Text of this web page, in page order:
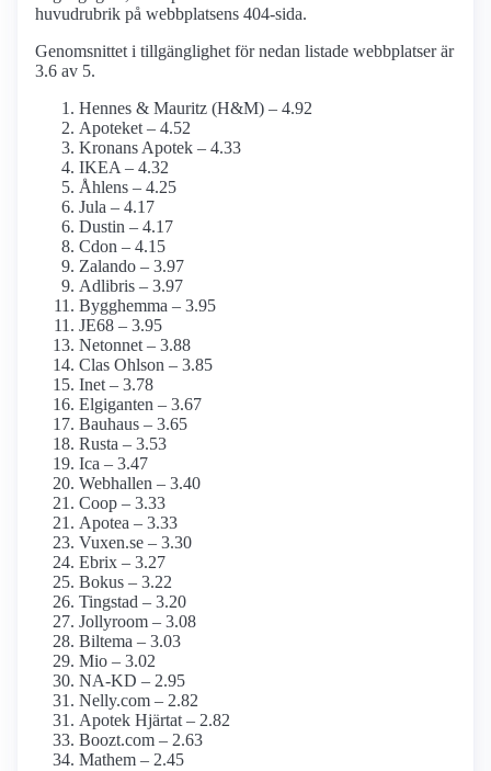
huvudrubrik på webbplatsens 404-sida.
Genomsnittet i tillgänglighet för nedan listade webbplatser är
3.6 av 5.
Hennes & Mauritz (H&M) – 4.92
Apoteket – 4.52
Kronans Apotek – 4.33
IKEA – 4.32
Åhlens – 4.25
Jula – 4.17
Dustin – 4.17
Cdon – 4.15
Zalando – 3.97
Adlibris – 3.97
Bygghemma – 3.95
JE68 – 3.95
Netonnet – 3.88
Clas Ohlson – 3.85
Inet – 3.78
Elgiganten – 3.67
Bauhaus – 3.65
Rusta – 3.53
Ica – 3.47
Webhallen – 3.40
Coop – 3.33
Apotea – 3.33
Vuxen.se – 3.30
Ebrix – 3.27
Bokus – 3.22
Tingstad – 3.20
Jollyroom – 3.08
Biltema – 3.03
Mio – 3.02
NA-KD – 2.95
Nelly.com – 2.82
Apotek Hjärtat – 2.82
Boozt.com – 2.63
Mathem – 2.45